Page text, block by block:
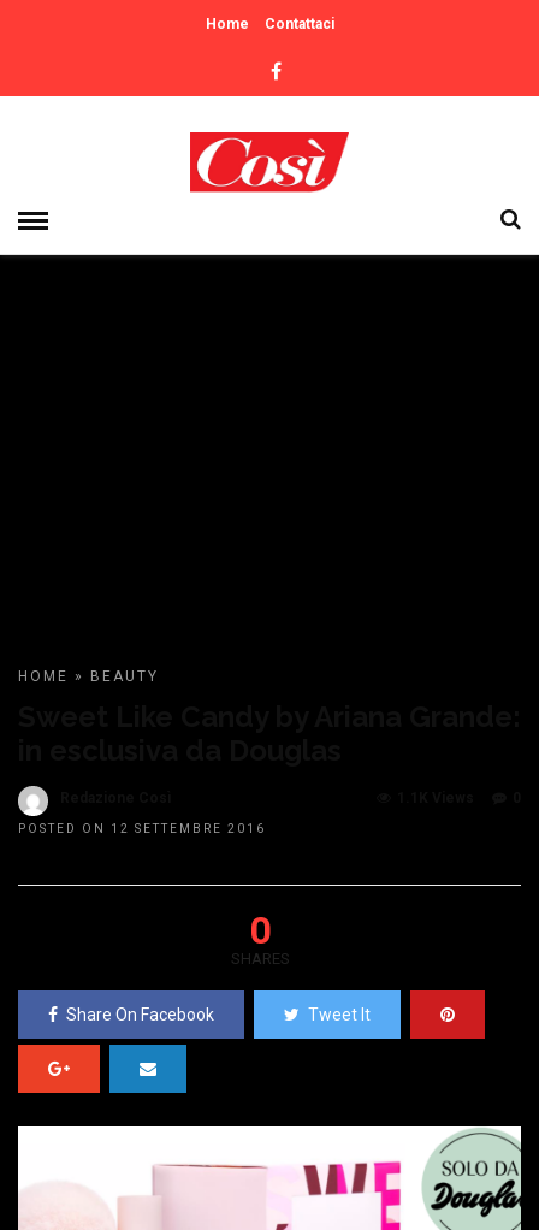
Home Contattaci
- Advertisement -
HOME » BEAUTY
POSTED ON 12 SETTEMBRE 2016
0
SHARES
Share On Facebook Tweet It